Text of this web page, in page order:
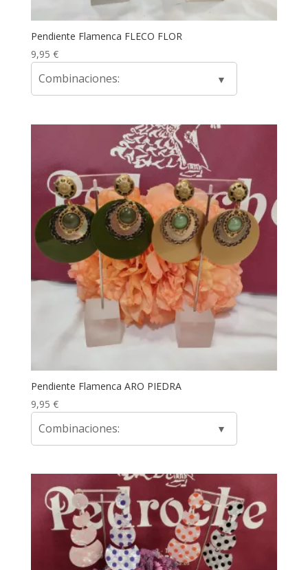
Pendiente Flamenca FLECO FLOR
9,95 €
Combinaciones:
Pendiente Flamenca ARO PIEDRA
9,95 €
Combinaciones: